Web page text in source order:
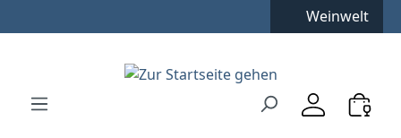
Zur Hauptnavigation springen
Weinwelt